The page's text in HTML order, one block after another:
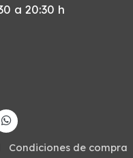
a 20:30 h
Condiciones de compra